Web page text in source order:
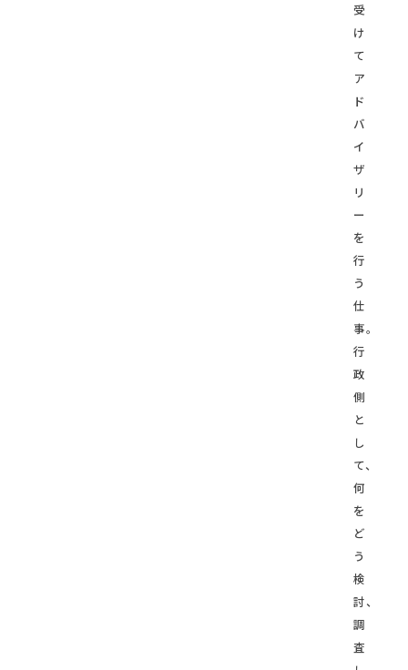
受
け
て
ア
ド
バ
イ
ザ
リ
ー
を
行
う
仕
事。
行
政
側
と
し
て、
何
を
ど
う
検
討、
調
査